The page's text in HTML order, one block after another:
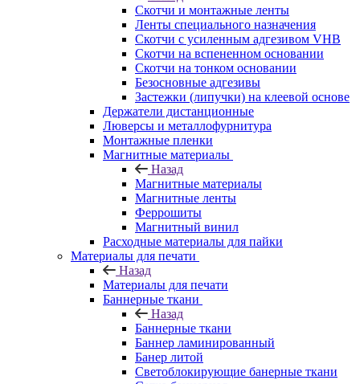
Скотчи и монтажные ленты
Ленты специального назначения
Скотчи с усиленным адгезивом VHB
Скотчи на вспененном основании
Скотчи на тонком основании
Безосновные адгезивы
Застежки (липучки) на клеевой основе
Держатели дистанционные
Люверсы и металлофурнитура
Монтажные пленки
Магнитные материалы
Назад
Магнитные материалы
Магнитные ленты
Феррошиты
Магнитный винил
Расходные материалы для пайки
Материалы для печати
Назад
Материалы для печати
Баннерные ткани
Назад
Баннерные ткани
Баннер ламинированный
Банер литой
Светоблокирующие банерные ткани